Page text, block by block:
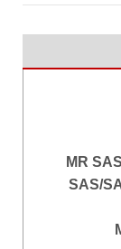
MR
SAS/